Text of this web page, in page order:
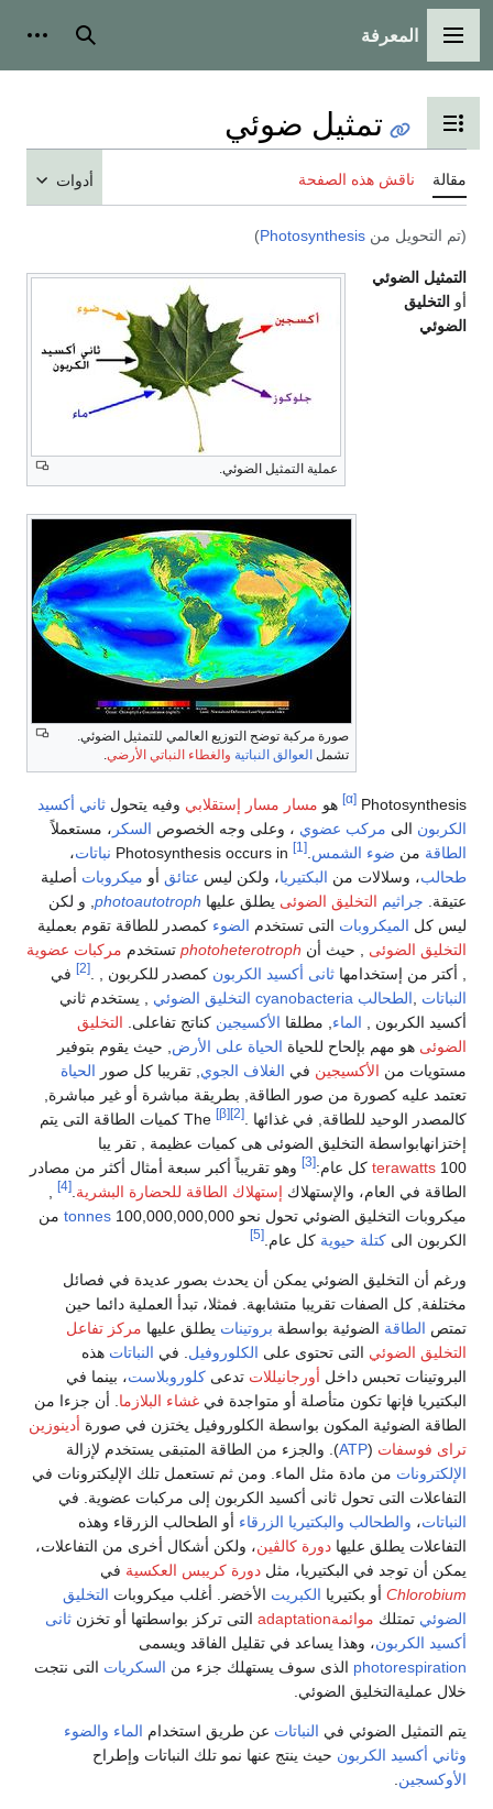
الرئيسية
المعرفة أدوات شخصية
عرض جدول المحتويات
تمثيل ضوئي
ناقش هذه الصفحة
منPhotosynthesis
)
عملية التمثيل الضوئي.
صورة مركبة توضح التوزيع العالمي للتمثيل الضوئي.
العوالق النباتية والغطاء النباتي الأرضي.
الضوئي
[α] هومسار مسار إستقلابيوفيه يتحولثاني أكسيد
الىمركب عضوي، وعلى وجه الخصوصالسكر، مستعملاً
ضوء الشمس. نباتات،
، وسلالات منالبكتيريا ، ولكن ليس عتائق أوميكروباتأصلية
التخليق الضوئىيطلق عليها photoautotroph, و لكن
الميكروبات التى تستخدمالضوءكمصدر للطاقة تقوم بعملية
الضوئى, حيث أن photoheterotrophتستخدممركبات عضوية
إستخدامها ثانى أكسيد الكربونكمصدر للكربون , .
في
الطحالب cyanobacteria التخليق الضوئي, يستخدم ثاني
,الماء, مطلقاالأكسيجينكناتج تفاعلى.التخليق
هو مهم بإلحاح للحياةالحياة على الأرض , حيث يقوم بتوفير
منالأكسيجينفيالغلاف الجوي, تقريبا كل صورالحياة
كصورة من صور الطاقة, بطريقة مباشرة أو غير مباشرة,
الوحيد للطاقة, في غذائها .
The كميات الطاقة التى يتم
التخليق الضوئى هى كميات عظيمة , تقر يبا
كل عام:[3]
وهو تقريباً أكبر سبعة أمثال أكثر من مصادر
العام، والإستهلاك إستهلاك الطاقة للحضارة البشرية.
,
الضوئي تحول نحو 100,000,000,000
tonnesمن
الىكتلة حيويةكل عام.
التخليق الضوئي يمكن أن يحدث بصور عديدة في فصائل
الصفات تقريبا متشابهة. فمثلا، تبدأ العملية دائما حين
الضوئية بواسطةبروتيناتيطلق عليها مركز تفاعل
الضوئيالتى تحتوى علىالكلوروفيل . فيالنباتات هذه
تحبس داخلأورجانيللات تدعىكلوروبلاست، بينما في
فإنها تكون متأصلة أو متواجدة فيغشاء البلازما. أن جزءا من
الضوئية المكون بواسطة الكلوروفيل يختزن في صورةأدينوزين
(
ATP). والجزء من الطاقة المتبقى يستخدم لإزالة
من مادة مثل الماء. ومن ثم تستعمل تلك الإليكترونات في
التى تحول ثانى أكسيد الكربون إلى مركبات عضوية. في
والطحالب والبكتيريا الزرقاءأو الطحالب الزرقاء وهذه
يطلق عليها دورة كالڤين، ولكن أشكال أخرى من التفاعلات،
توجد في البكتيريا، مثلدورة كريبس العكسيةفي
أو بكتيرياالكبريتالأخضر. أغلب ميكروباتالتخليق
تمتلكموائمةadaptation التى تركز بواسطتها أو تخزنثانى
، وهذا يساعد في تقليل الفاقد ويسمى
الذى سوف يستهلك جزء منالسكرياتالتى نتجت
الضوئي.
الضوئي فيالنباتات عن طريق استخدامالماء والضوء
الكربونحيث ينتج عنها نمو تلك النباتات وإطراح